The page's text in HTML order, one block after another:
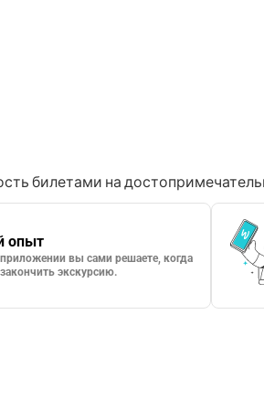
билетами на
опыт
вы сами решаете, когда
экскурсию.